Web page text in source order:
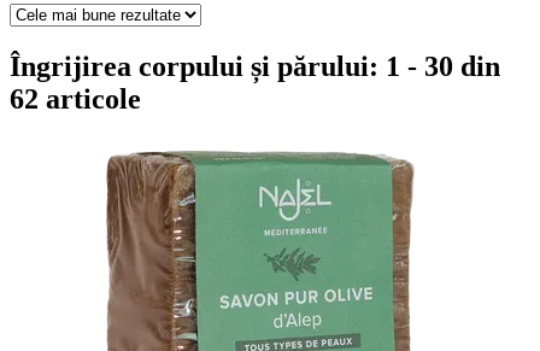
Îngrijirea corpului și părului: 1 - 30 din
62 articole